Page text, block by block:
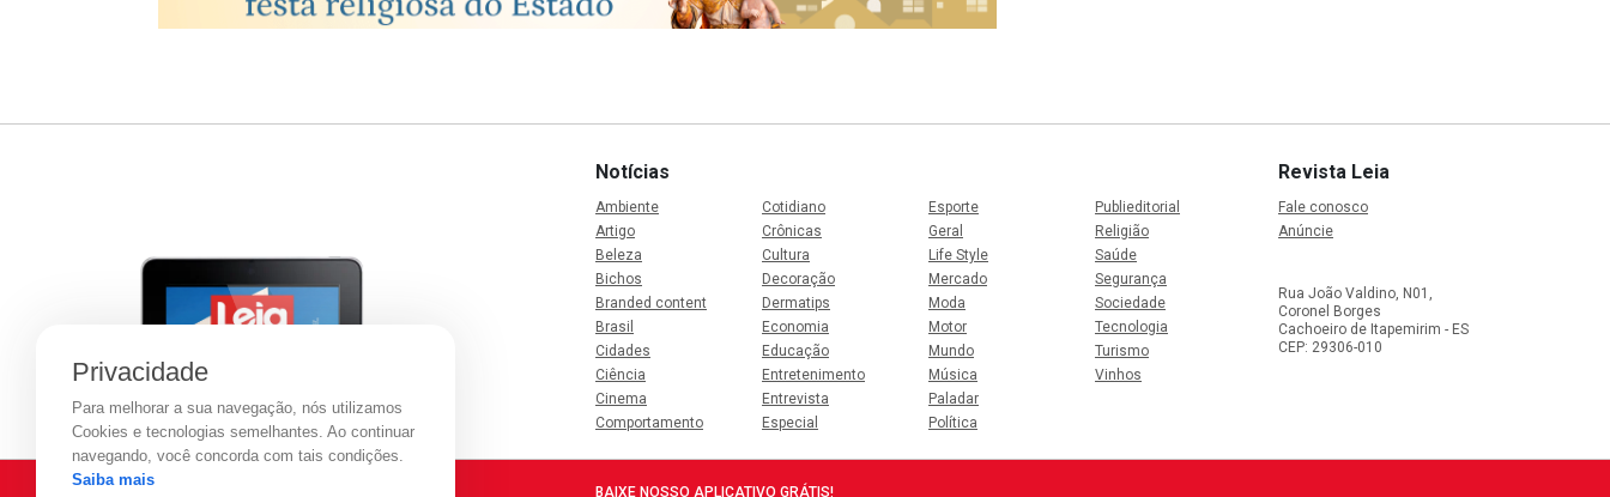
Notícias
Ambiente
Artigo
Beleza
Bichos
Branded content
Brasil
Cidades
Ciência
Cinema
Comportamento
Cotidiano
Crônicas
Cultura
Decoração
Dermatips
Economia
Educação
Entretenimento
Entrevista
Especial
Esporte
Geral
Life Style
Mercado
Moda
Motor
Mundo
Música
Paladar
Política
Publieditorial
Religião
Saúde
Segurança
Sociedade
Tecnologia
Turismo
Vinhos
Revista Leia
Fale conosco
Anúncie
Rua João Valdino, N01,
Coronel Borges
Cachoeiro de Itapemirim - ES
CEP: 29306-010
BAIXE NOSSO APLICATIVO GRÁTIS!
Privacidade
Para melhorar a sua navegação, nós utilizamos
Cookies e tecnologias semelhantes. Ao continuar
navegando, você concorda com tais condições.
Saiba mais